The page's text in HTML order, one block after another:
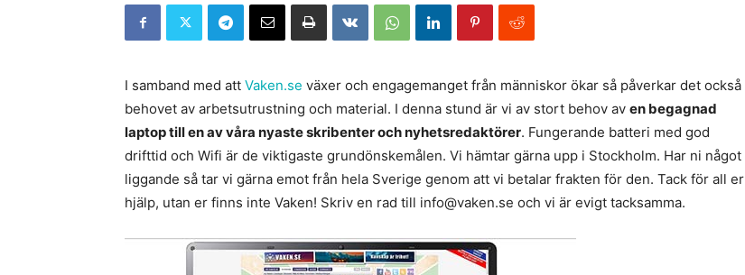
I samband med att Vaken.se växer och engagemanget från människor ökar så påverkar det också
behovet av arbetsutrustning och material. I denna stund är vi av stort behov av en begagnad
laptop till en av våra nyaste skribenter och nyhetsredaktörer. Fungerande batteri med god
drifttid och Wifi är de viktigaste grundönskemålen. Vi hämtar gärna upp i Stockholm. Har ni något
liggande så tar vi gärna emot från hela Sverige genom att vi betalar frakten för den. Tack för all er
hjälp, utan er finns inte Vaken! Skriv en rad till info@vaken.se och vi är evigt tacksamma.